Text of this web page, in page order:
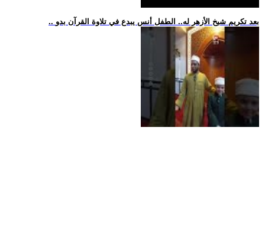
.. بعد تكريم شيخ الأزهر له.. الطفل أنس يبدع في تلاوة القرآن بدو